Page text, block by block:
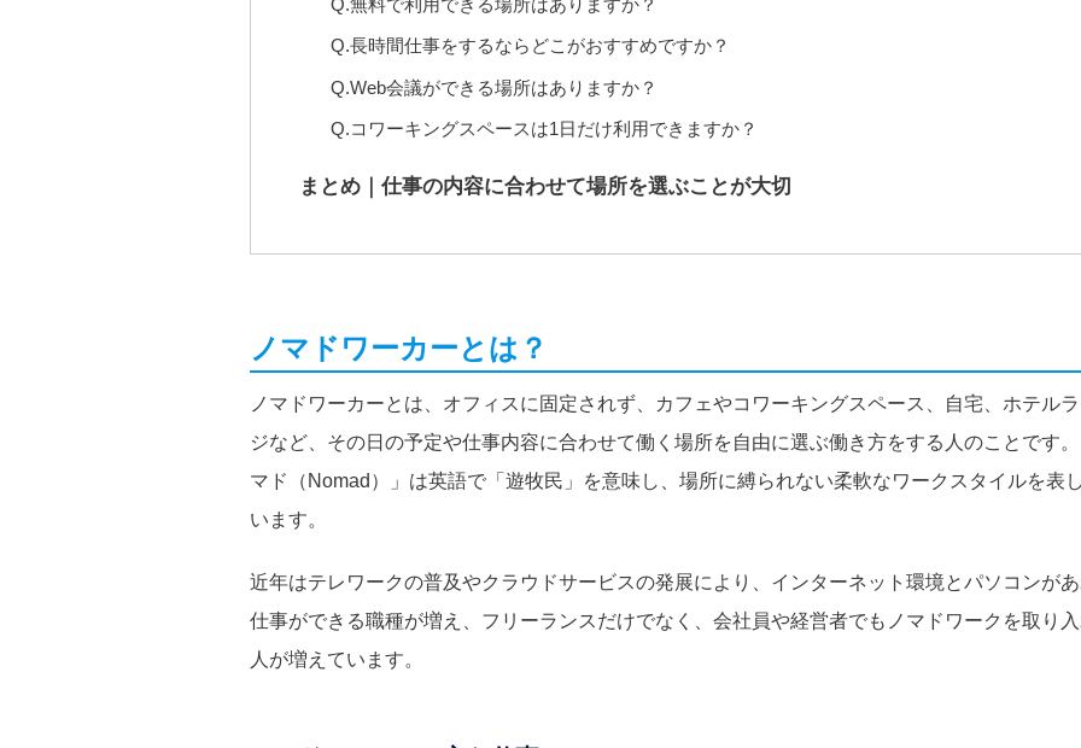
Q.無料で利用できる場所はありますか？
Q.長時間仕事をするならどこがおすすめですか？
Q.Web会議ができる場所はありますか？
Q.コワーキングスペースは1日だけ利用できますか？
まとめ｜仕事の内容に合わせて場所を選ぶことが大切
ノマドワーカーとは？
ノマドワーカーとは、オフィスに固定されず、カフェやコワーキングスペース、自宅、ホテル
ジなど、その日の予定や仕事内容に合わせて働く場所を自由に選ぶ働き方をする人のことです
マド（Nomad）」は英語で「遊牧民」を意味し、場所に縛られない柔軟なワークスタイルを表
います。
近年はテレワークの普及やクラウドサービスの発展により、インターネット環境とパソコンが
仕事ができる職種が増え、フリーランスだけでなく、会社員や経営者でもノマドワークを取り
人が増えています。